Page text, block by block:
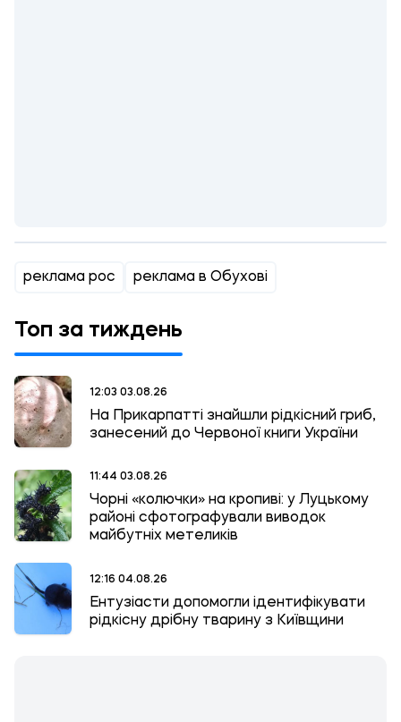
реклама рос реклама в Обухові
Топ за тиждень
12:03 03.08.26
На Прикарпатті знайшли рідкісний гриб,
занесений до Червоної книги України
11:44 03.08.26
Чорні «колючки» на кропиві: у Луцькому
районі сфотографували виводок
майбутніх метеликів
12:16 04.08.26
Ентузіасти допомогли ідентифікувати
рідкісну дрібну тварину з Київщини